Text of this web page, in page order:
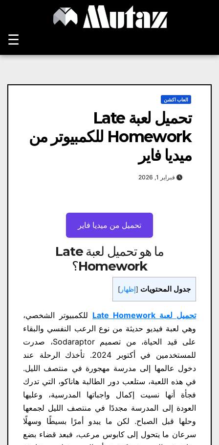
☰
العاب اكشن
تحميل لعبة Late
Homework للكمبيوتر من
ميديا فاير
فبراير 1, 2026
تحميل من ميديا ​​فاير
ما هو تحميل لعبة Late
Homework؟
جدول المحتويات [إظهار ]
تحميل لعبة Late Homework
للكمبيوتر الشخصي،
وهي لعبة فيديو حديثة من نوع الرعب النفسي والبقاء
على قيد الحياة، من تصميم Sodaraptor، صدرت
للمستخدمين في أكتوبر 2024. تأخذك الرحلة عند
دخول عالمها إلى مدرسة مهجورة في منتصف الليل.
في هذه اللعبة، ستلعب دور الطالبة هاناكو، التي تدرك
فجأة أنها نسيت إكمال واجباتها المدرسية، وعليها
العودة إلى المدرسة مجددًا في منتصف الليل لجمعها
وحلها قبل الصباح. لكن ما يبدو أمرًا بسيطًا وسهلًا
سرعان ما يتحول إلى كابوس مرعب، فبعد قضاء بضع